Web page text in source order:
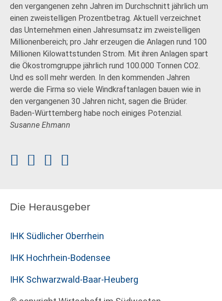
den vergangenen zehn Jahren im Durchschnitt jährlich um
einen zweistelligen Prozentbetrag. Aktuell verzeichnet
das Unternehmen einen Jahresumsatz im zweistelligen
Millionenbereich; pro Jahr erzeugen die Anlagen rund 100
Millionen Kilowattstunden Strom. Mit ihren Anlagen spart
die Ökostromgruppe jährlich rund 100.000 Tonnen CO2.
Und es soll mehr werden. In den kommenden Jahren
werde die Firma so viele Windkraftanlagen bauen wie in
den vergangenen 30 Jahren nicht, sagen die Brüder.
Baden-Württemberg habe noch einiges Potenzial.
Susanne Ehmann
Die Herausgeber
IHK Südlicher Oberrhein
IHK Hochrhein-Bodensee
IHK Schwarzwald-Baar-Heuberg